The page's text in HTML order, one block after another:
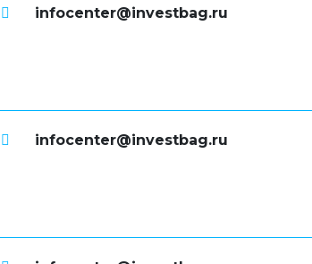
infocenter@investbag.ru
infocenter@investbag.ru